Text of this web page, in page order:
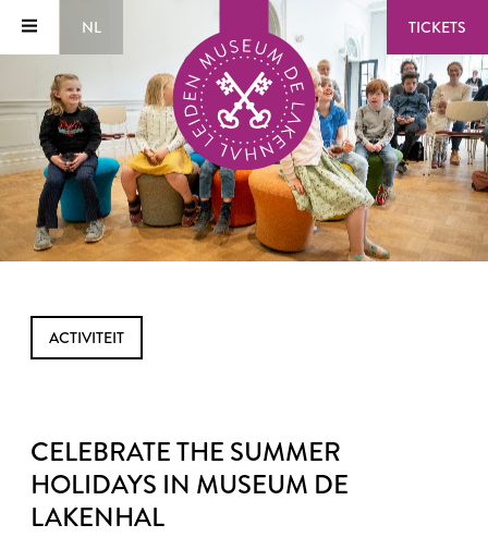
NL TICKETS
ACTIVITEIT
CELEBRATE THE SUMMER
HOLIDAYS IN MUSEUM DE
LAKENHAL